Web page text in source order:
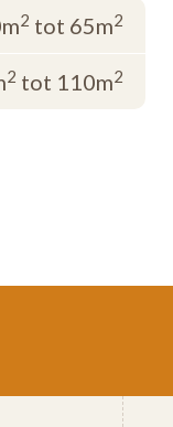
2 tot 65m2
2 tot 110m2